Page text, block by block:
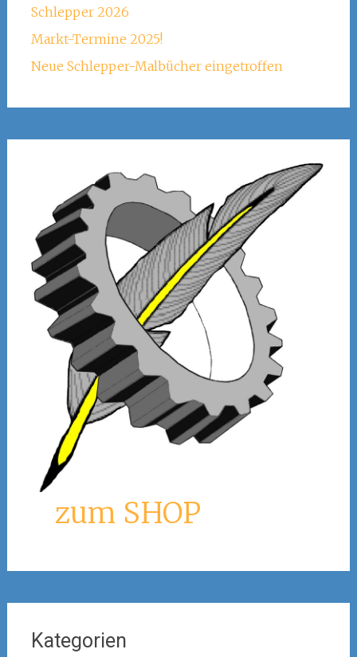
Schlepper 2026
Markt-Termine 2025!
Neue Schlepper-Malbücher eingetroffen
zum SHOP
Kategorien